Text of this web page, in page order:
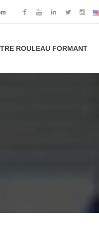
ROULEAU FORMANT